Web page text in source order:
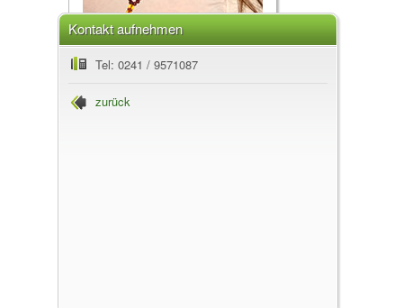
Heilpraktische Praxis (Psychotherapie)
Pape Jamila M., Gesprächspsychotherapeutin
Kontakt aufnehmen
Tel: 0241 / 9571087
zurück